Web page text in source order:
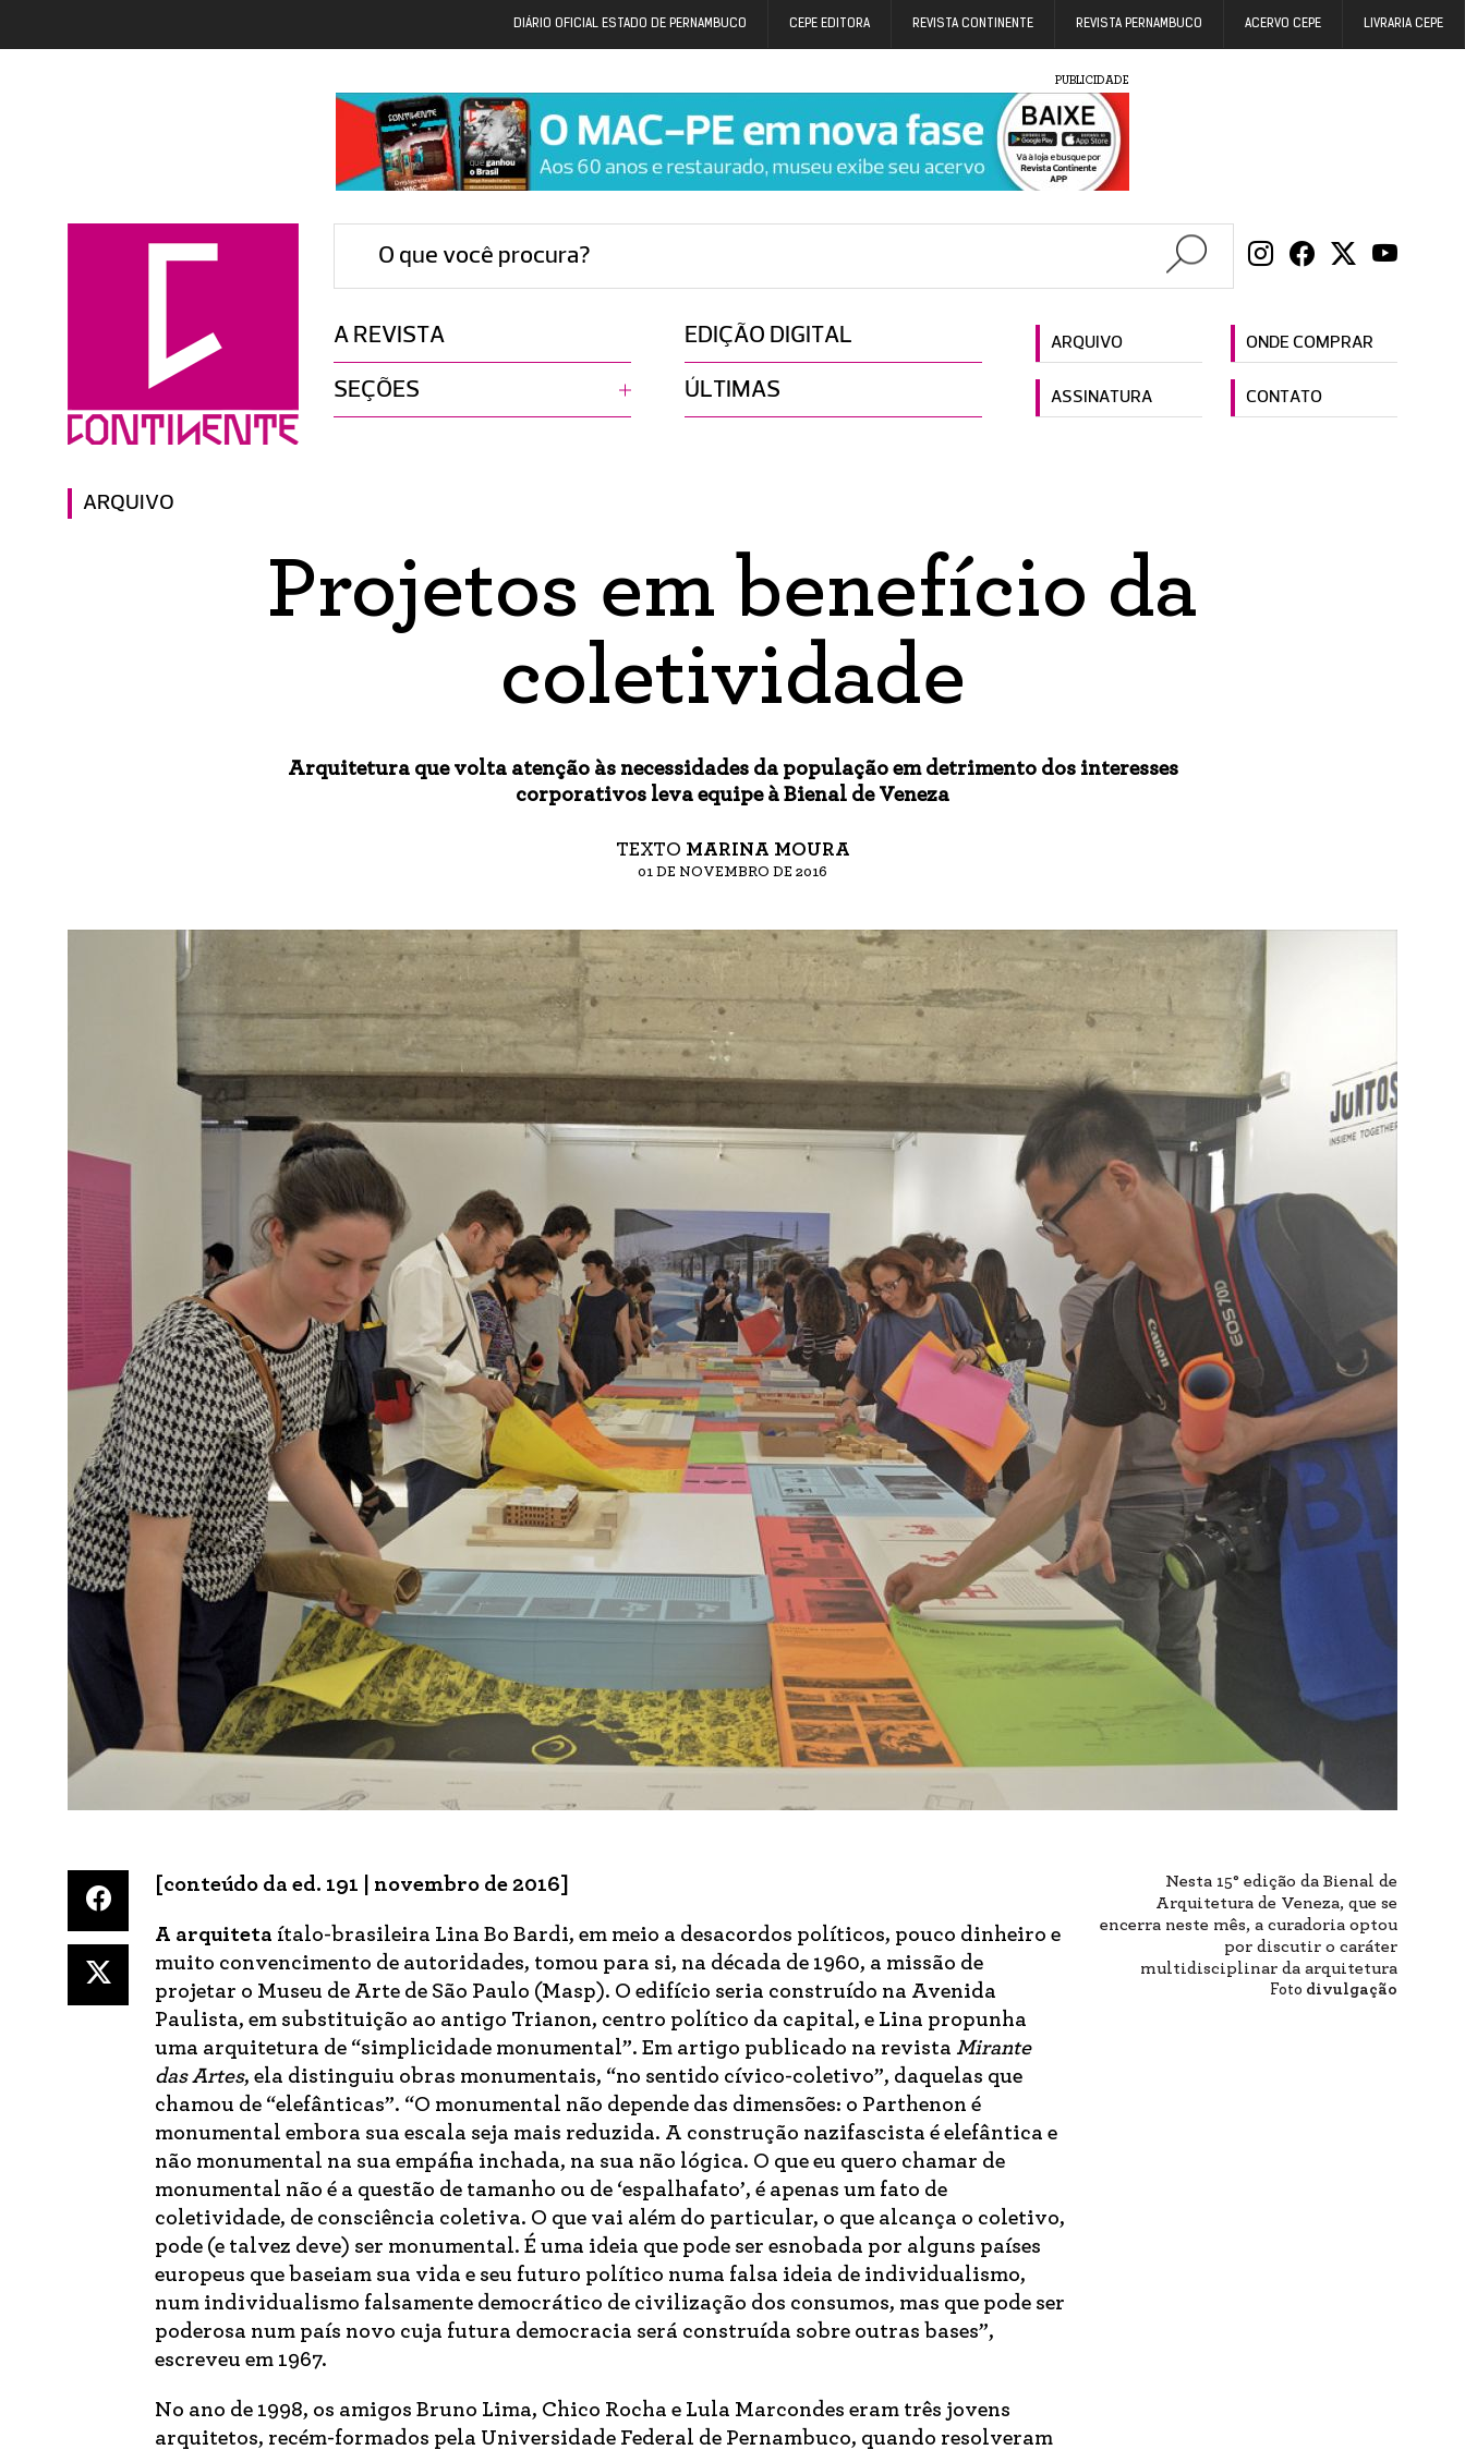
DIÁRIO OFICIAL ESTADO DE PERNAMBUCO CEPE EDITORA REVISTA CONTINENTE REVISTA PERNAMBUCO ACERVO CEPE LIVRARIA CEPE
PUBLICIDADE
O que você procura?
A REVISTA EDIÇÃO DIGITAL ARQUIVO ONDE COMPRAR
SEÇÕES ÚLTIMAS ASSINATURA CONTATO
ARQUIVO
Projetos em benefício da
coletividade
Arquitetura que volta atenção às necessidades da população em detrimento dos interesses
corporativos leva equipe à Bienal de Veneza
TEXTO MARINA MOURA
01 DE NOVEMBRO DE 2016
Nesta 15° edição da Bienal de
Arquitetura de Veneza, que se
encerra neste mês, a curadoria optou
por discutir o caráter
multidisciplinar da arquitetura
Foto divulgação
[conteúdo da ed. 191 | novembro de 2016]
A arquiteta ítalo-brasileira Lina Bo Bardi, em meio a desacordos políticos, pouco dinheiro e
muito convencimento de autoridades, tomou para si, na década de 1960, a missão de
projetar o Museu de Arte de São Paulo (Masp). O edifício seria construído na Avenida
Paulista, em substituição ao antigo Trianon, centro político da capital, e Lina propunha
uma arquitetura de “simplicidade monumental”. Em artigo publicado na revista Mirante
das Artes, ela distinguiu obras monumentais, “no sentido cívico-coletivo”, daquelas que
chamou de “elefânticas”. “O monumental não depende das dimensões: o Parthenon é
monumental embora sua escala seja mais reduzida. A construção nazifascista é elefântica e
não monumental na sua empáfia inchada, na sua não lógica. O que eu quero chamar de
monumental não é a questão de tamanho ou de ‘espalhafato’, é apenas um fato de
coletividade, de consciência coletiva. O que vai além do particular, o que alcança o coletivo,
pode (e talvez deve) ser monumental. É uma ideia que pode ser esnobada por alguns países
europeus que baseiam sua vida e seu futuro político numa falsa ideia de individualismo,
num individualismo falsamente democrático de civilização dos consumos, mas que pode ser
poderosa num país novo cuja futura democracia será construída sobre outras bases”,
escreveu em 1967.
No ano de 1998, os amigos Bruno Lima, Chico Rocha e Lula Marcondes eram três jovens
arquitetos, recém-formados pela Universidade Federal de Pernambuco, quando resolveram